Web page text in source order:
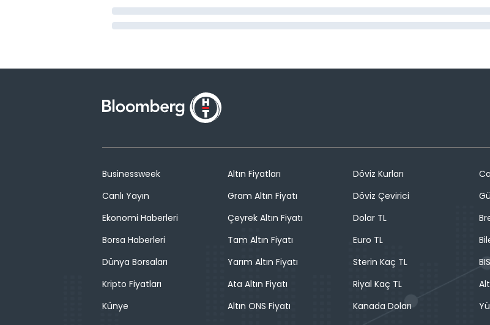
Businessweek
Canlı Yayın
Ekonomi Haberleri
Borsa Haberleri
Dünya Borsaları
Kripto Fiyatları
Künye
Altın Fiyatları
Gram Altın Fiyatı
Çeyrek Altın Fiyatı
Tam Altın Fiyatı
Yarım Altın Fiyatı
Ata Altın Fiyatı
Altın ONS Fiyatı
Döviz Kurları
Döviz Çevirici
Dolar TL
Euro TL
Sterin Kaç TL
Riyal Kaç TL
Kanada Doları